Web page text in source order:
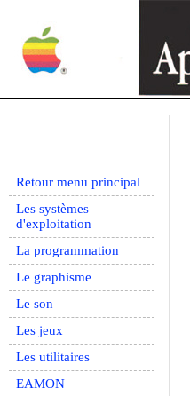
Retour menu principal
Les systèmes
d'exploitation
La programmation
Le graphisme
Le son
Les jeux
Les utilitaires
EAMON